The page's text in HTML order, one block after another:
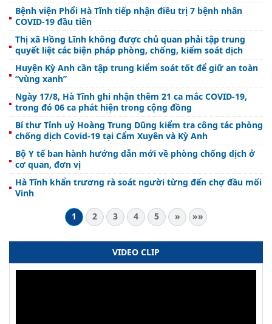
Bệnh viện Phổi Hà Tĩnh tiếp nhận điều trị 7 bệnh nhân
COVID-19 đầu tiên
Thị xã Hồng Lĩnh không được chủ quan phải tập trung
quyết liệt các biện pháp phòng, chống, kiểm soát dịch
Huyện Kỳ Anh cần tập trung kiểm soát tốt để giữ an toàn
“vùng xanh”
Ngày 17/8, Hà Tĩnh ghi nhận thêm 21 ca mắc COVID-19,
trong đó 06 ca phát hiện trong cộng đồng
Bí thư Tỉnh uỷ Hoàng Trung Dũng kiểm tra công tác phòng
chống dịch Covid-19 tại Cẩm Xuyên và Kỳ Anh
Bộ Y tế ban hành hướng dẫn mới về phòng chống dịch ở
cơ quan, đơn vị
Hà Tĩnh khẩn trương rà soát người từng đến chợ đầu mối
Vinh
1
2 3 4 5 » »»
VIDEO CLIP